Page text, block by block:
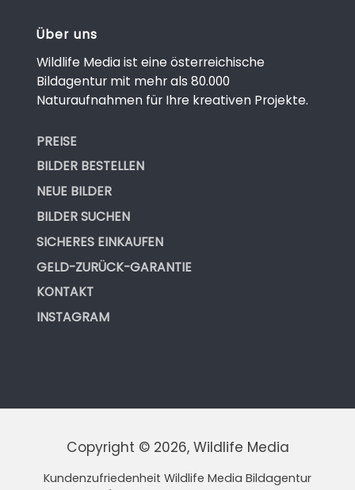
Über uns
Wildlife Media ist eine österreichische
Bildagentur mit mehr als 80.000
Naturaufnahmen für Ihre kreativen Projekte.
PREISE
BILDER BESTELLEN
NEUE BILDER
BILDER SUCHEN
SICHERES EINKAUFEN
GELD-ZURÜCK-GARANTIE
KONTAKT
INSTAGRAM
Copyright © 2026, Wildlife Media
Kundenzufriedenheit Wildlife Media Bildagentur